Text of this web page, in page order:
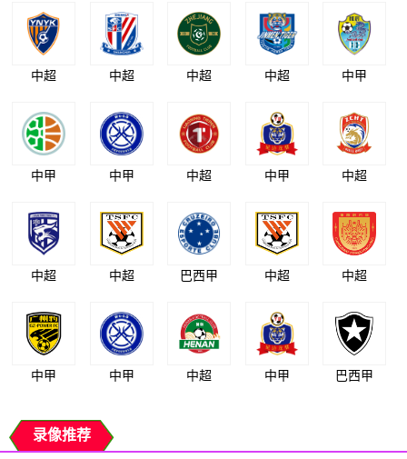
中超 中超 中超 中超 中甲
中甲 中甲 中超 中甲 中超
中超 中超 巴西甲 中超 中超
中甲 中甲 中超 中甲 巴西甲
录像推荐